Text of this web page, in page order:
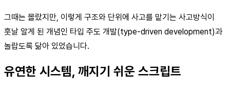
그때는 몰랐지만, 이렇게 구조와 단위에 사고를 맡기는 사고방식이
훗날 알게 된 개념인 타입 주도 개발(type-driven development)과
놀랍도록 닮아 있었습니다.
유연한 시스템, 깨지기 쉬운 스크립트